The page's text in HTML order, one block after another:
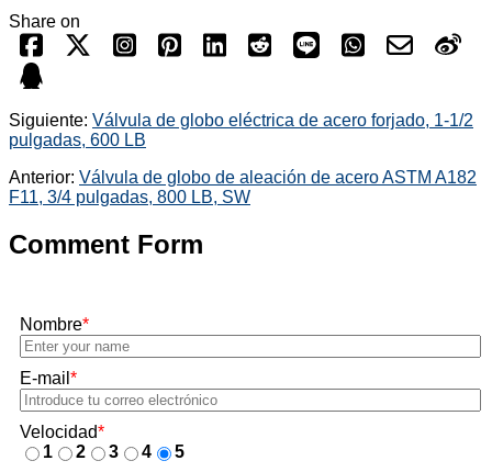
Share on
Siguiente: Válvula de globo eléctrica de acero forjado, 1-1/2
pulgadas, 600 LB
Anterior: Válvula de globo de aleación de acero ASTM A182
F11, 3/4 pulgadas, 800 LB, SW
Comment Form
Nombre*
E-mail *
Velocidad*
1
2 3 4
5